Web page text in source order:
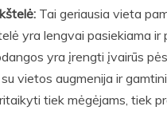
Tai geriausia vieta
yra lengvai pasiekiama
yra įrengti įvairūs
vietos augmenija ir
tiek mėgėjams, tiek